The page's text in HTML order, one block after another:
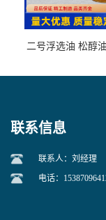
二号浮选油 松醇
联系信息
联系人：刘经理
电话：